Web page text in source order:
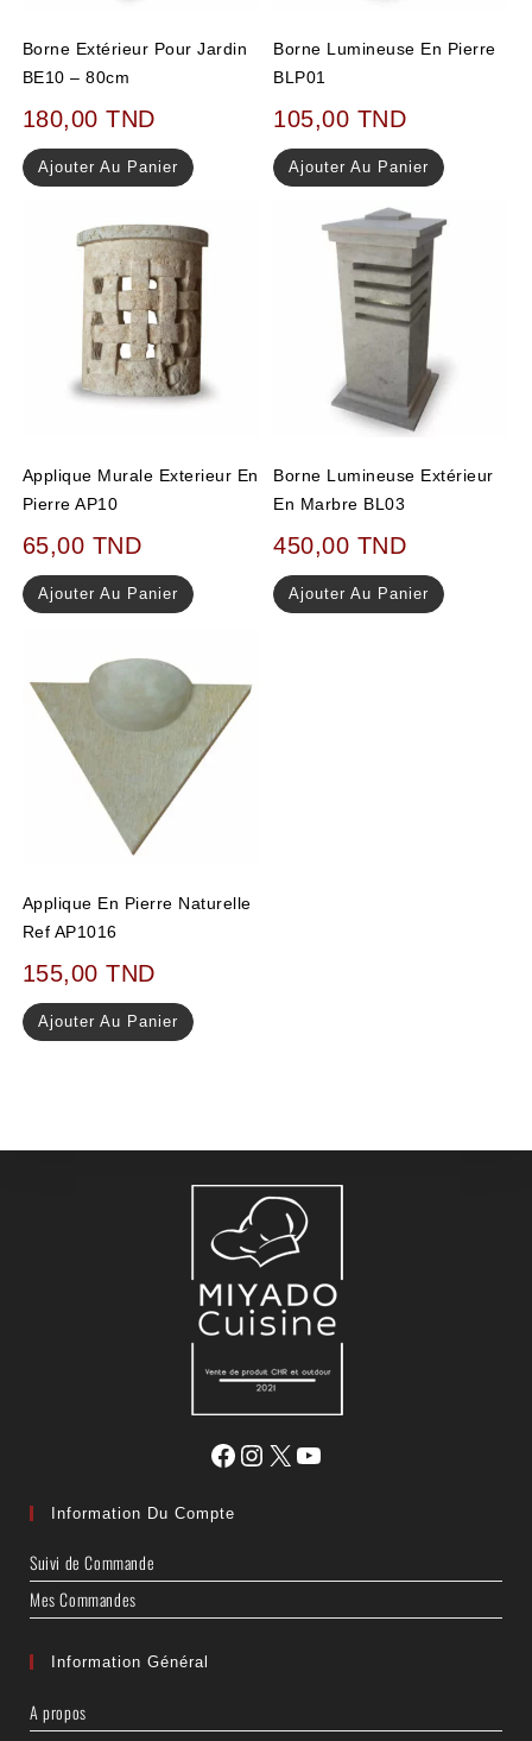
Borne Extérieur Pour Jardin
BE10 – 80cm
180,00TND
Ajouter Au Panier
Borne Lumineuse En Pierre
BLP01
105,00 TND
Ajouter Au Panier
Applique Murale Exterieur En
Pierre AP10
65,00 TND
Ajouter Au Panier
Borne Lumineuse Extérieur
En Marbre BL03
450,00 TND
Ajouter Au Panier
Applique En Pierre Naturelle
Ref AP1016
155,00TND
Ajouter Au Panier
Information Du Compte
Suivi de Commande
Mes Commandes
Information Général
A propos